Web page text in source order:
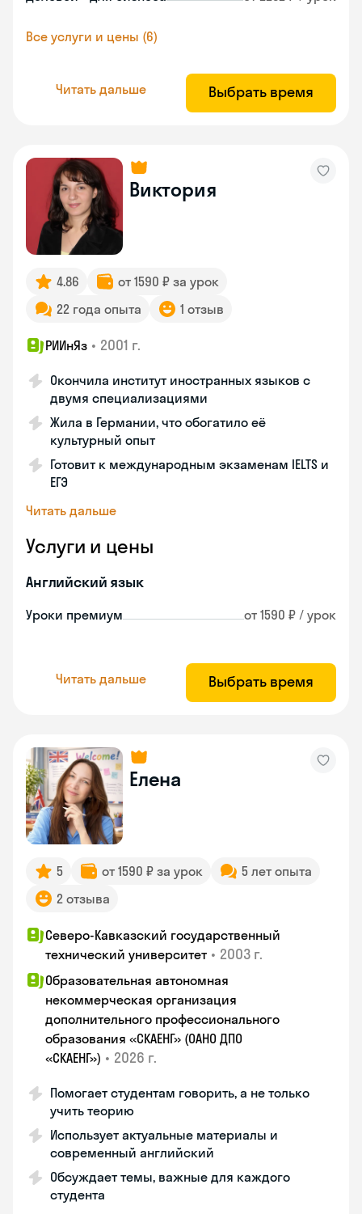
Все услуги и цены (6)
Читать дальше Выбрать время
Виктория
4.86
от 1590 ₽ за урок
22 года опыта
1 отзыв
РИИнЯз • 2001 г.
Окончила институт иностранных языков с
двумя специализациями
Жила в Германии, что обогатило её
культурный опыт
Готовит к международным экзаменам IELTS и
ЕГЭ
Читать дальше
Услуги и цены
Английский язык
Уроки премиум от 1590 ₽ / урок
Читать дальше Выбрать время
Елена
5 от 1590 ₽ за урок
5 лет опыта
2 отзыва
Северо-Кавказский государственный
технический университет • 2003 г.
Образовательная автономная
некоммерческая организация
дополнительного профессионального
образования «СКАЕНГ» (ОАНО ДПО
«СКАЕНГ») • 2026 г.
Помогает студентам говорить, а не только
учить теорию
Использует актуальные материалы и
современный английский
Обсуждает темы, важные для каждого
студента